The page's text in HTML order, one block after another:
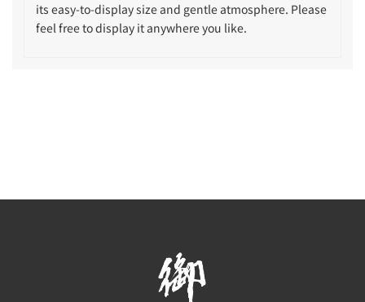
its easy-to-display size and gentle atmosphere. Please
feel free to display it anywhere you like.